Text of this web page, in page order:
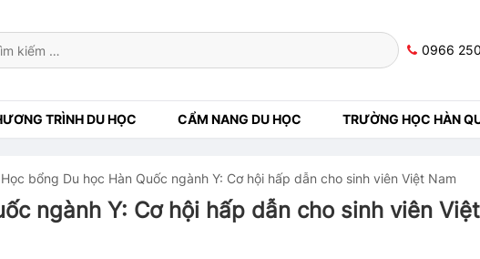
0966
TRÌNH DU HỌC CẨM NANG DU HỌC TRƯỜNG HỌC HÀN
Học bổng Du học Hàn Quốc ngành Y: Cơ hội hấp dẫn cho sinh viên Việt Nam
ngành Y: Cơ hội hấp dẫn cho sinh viên Việt